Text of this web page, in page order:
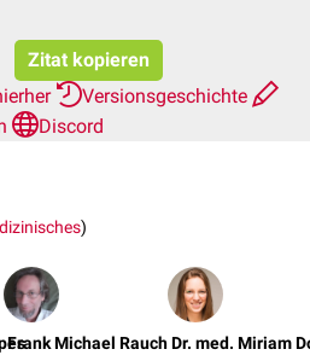
Zitat kopieren
Versionsgeschichte
Discord
)
Frank Michael RauchDr. med. Miriam